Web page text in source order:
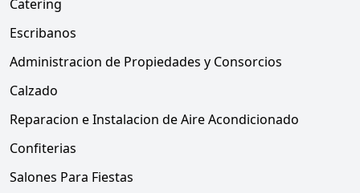
Catering
Escribanos
Administracion de Propiedades y Consorcios
Calzado
Reparacion e Instalacion de Aire Acondicionado
Confiterias
Salones Para Fiestas